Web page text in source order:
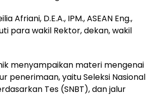
Afriani, D.E.A., IPM., ASEAN Eng.,
para wakil Rektor, dekan, wakil
menyampaikan materi mengenai
penerimaan, yaitu Seleksi Nasional
Tes (SNBT), dan jalur